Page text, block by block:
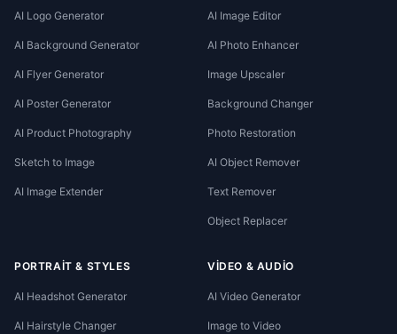
AI Logo Generator
AI Background Generator
AI Flyer Generator
AI Poster Generator
AI Product Photography
Sketch to Image
AI Image Extender
AI Image Editor
AI Photo Enhancer
Image Upscaler
Background Changer
Photo Restoration
AI Object Remover
Text Remover
Object Replacer
PORTRAIT & STYLES
AI Headshot Generator
AI Hairstyle Changer
VIDEO & AUDIO
AI Video Generator
Image to Video